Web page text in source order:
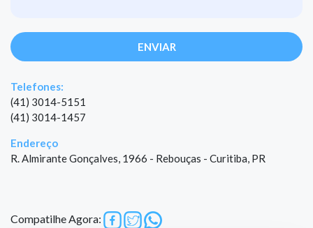
ENVIAR
Telefones:
(41) 3014-5151
(41) 3014-1457
Endereço
R. Almirante Gonçalves, 1966 - Rebouças - Curitiba, PR
Compatilhe Agora: